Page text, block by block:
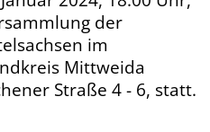
der
im
Mittweida
Straße 4 - 6, statt.